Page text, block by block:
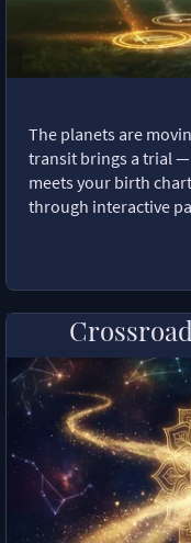
The planets are
transit brings a trial
meets your birth
through interactive